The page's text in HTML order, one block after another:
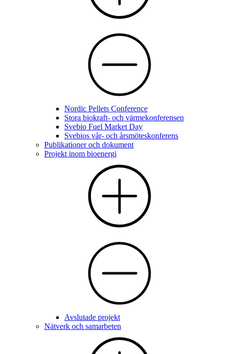
Nordic Pellets Conference
Stora biokraft- och värmekonferensen
Svebio Fuel Market Day
Svebios vår- och årsmöteskonferens
Publikationer och dokument
Projekt inom bioenergi
Avslutade projekt
Nätverk och samarbeten